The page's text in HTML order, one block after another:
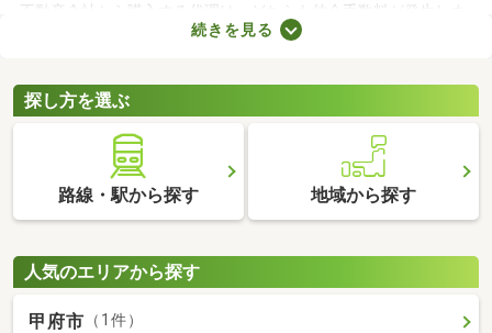
不動産会社から購入する代理は、どちらも仲介手数料が発生しま
せん。物件価格×3.3～5.5％で決まる仲介手数料は、場合によって
をチェックしてみてくださいね。
続きを見る
探し方を選ぶ
路線・駅から探す 地域から探す
人気のエリアから探す
甲府市 （1件）